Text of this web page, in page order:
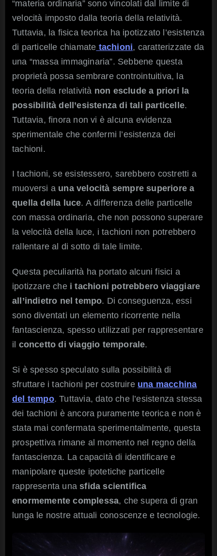
“materia ordinaria” sono vincolati dal limite di
velocità imposto dalla teoria della relatività.
Tuttavia, la fisica teorica ha ipotizzato l’esistenza
di particelle chiamate tachioni, caratterizzate da
una “massa immaginaria”. Sebbene questa
proprietà possa sembrare controintuitiva, la
teoria della relatività non esclude a priori la
possibilità dell’esistenza di tali particelle.
Tuttavia, finora non vi è alcuna evidenza
sperimentale che confermi l’esistenza dei
tachioni.
I tachioni, se esistessero, sarebbero costretti a
muoversi a una velocità sempre superiore a
quella della luce. A differenza delle particelle
con massa ordinaria, che non possono superare
la velocità della luce, i tachioni non potrebbero
rallentare al di sotto di tale limite.
Questa peculiarità ha portato alcuni fisici a
ipotizzare che i tachioni potrebbero viaggiare
all’indietro nel tempo. Di conseguenza, essi
sono diventati un elemento ricorrente nella
fantascienza, spesso utilizzati per rappresentare
il concetto di viaggio temporale.
Si è spesso speculato sulla possibilità di
sfruttare i tachioni per costruire una macchina
del tempo. Tuttavia, dato che l’esistenza stessa
dei tachioni è ancora puramente teorica e non è
stata mai confermata sperimentalmente, questa
prospettiva rimane al momento nel regno della
fantascienza. La capacità di identificare e
manipolare queste ipotetiche particelle
rappresenta unasfida scientifica
enormemente complessa, che supera di gran
lunga le nostre attuali conoscenze e tecnologie.